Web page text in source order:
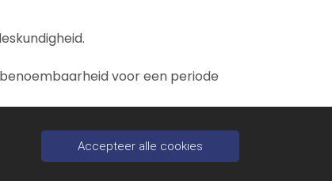
voor een periode
Accepteer alle cookies